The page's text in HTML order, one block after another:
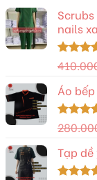
nails
Được
5 sao
Áo
Được
5 sao
Tạp